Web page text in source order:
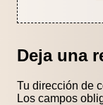
Deja una
Tu dirección de
Los campos